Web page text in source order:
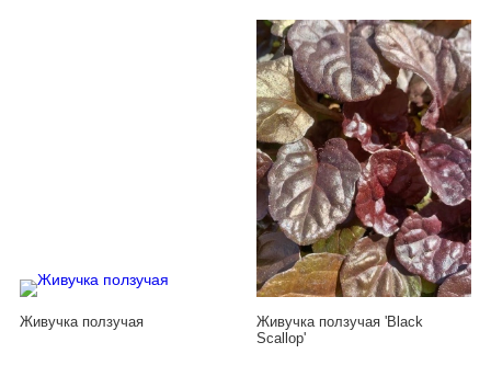
Живучка ползучая
Живучка ползучая 'Black
Scallop'